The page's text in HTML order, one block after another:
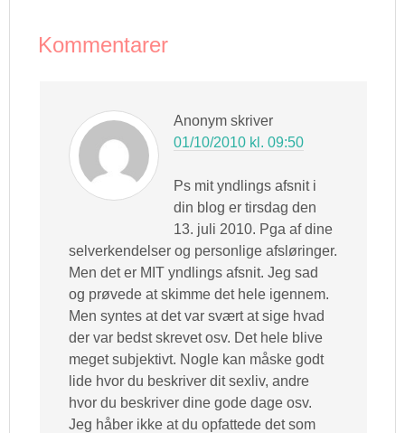
Kommentarer
Anonym skriver
01/10/2010 kl. 09:50
Ps mit yndlings afsnit i
din blog er tirsdag den
13. juli 2010. Pga af dine
selverkendelser og personlige afsløringer.
Men det er MIT yndlings afsnit. Jeg sad
og prøvede at skimme det hele igennem.
Men syntes at det var svært at sige hvad
der var bedst skrevet osv. Det hele blive
meget subjektivt. Nogle kan måske godt
lide hvor du beskriver dit sexliv, andre
hvor du beskriver dine gode dage osv.
Jeg håber ikke at du opfattede det som